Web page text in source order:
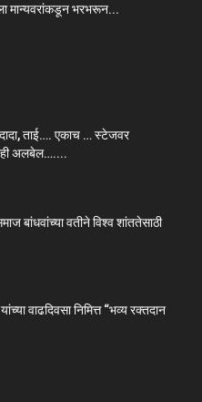
मान्यवरांकडून भरभरून...
ताई…. एकाच … स्टेजवर
अलबेल…....
बांधवांच्या वतीने विश्व शांततेसाठी
वाढदिवसा निमित्त “भव्य रक्तदान